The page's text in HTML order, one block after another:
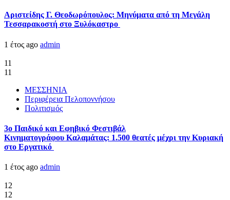
Αριστείδης Γ. Θεοδωρόπουλος: Μηνύματα από τη Μεγάλη
Τεσσαρακοστή στο Ξυλόκαστρο
1 έτος ago admin
11
11
ΜΕΣΣΗΝΙΑ
Περιφέρεια Πελοποννήσου
Πολιτισμός
3ο Παιδικό και Εφηβικό Φεστιβάλ
Κινηματογράφου Καλαμάτας: 1.500 θεατές μέχρι την Κυριακή
στο Εργατικό
1 έτος ago admin
12
12